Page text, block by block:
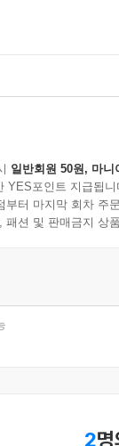
이다. 이는 현대
량규제 및 거래
계 경제를 벼
있는 상품으로
동’
장소이자 ‘자유
일반회원 50원, 마니
YES포인트 지급됩니
부터 마지막 회차 주
패션 및 판매금지 상
2